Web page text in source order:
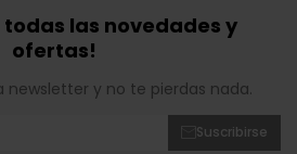
todas las novedades y
ofertas!
newsletter y no te pierdas nada.
Suscribirse